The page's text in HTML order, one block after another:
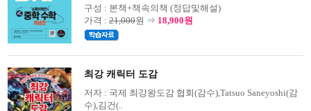
구성 : 본책+책속의책 (정답및해설)
가격 : 21,000원 ⇒ 18,900원
최강 캐릭터 도감
저자 : 국제 최강왕도감 협회(감수),Tatsuo Saneyoshi(감
수),김건(..